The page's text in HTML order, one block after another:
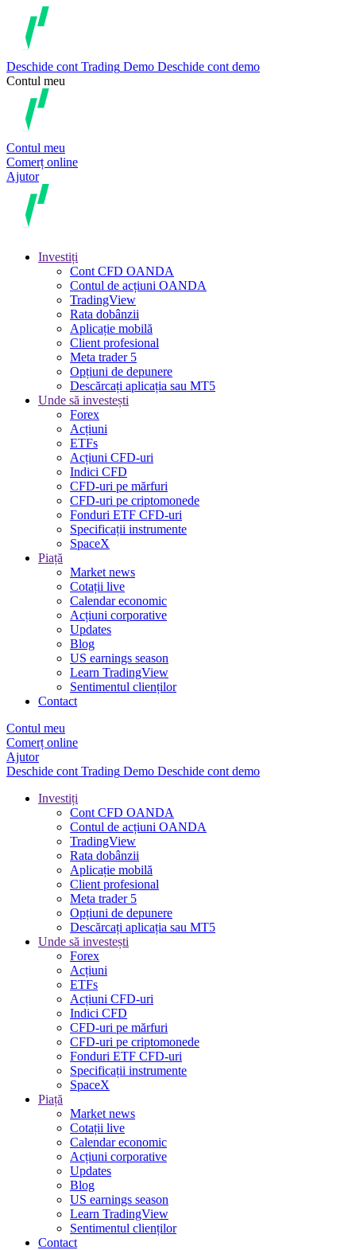
Deschide cont Trading Demo Deschide cont demo
Contul meu
Contul meu
Comerț online
Ajutor
Investiți
Cont CFD OANDA
Contul de acțiuni OANDA
TradingView
Rata dobânzii
Aplicație mobilă
Client profesional
Meta trader 5
Opțiuni de depunere
Descărcați aplicația sau MT5
Unde să investești
Forex
Acțiuni
ETFs
Acțiuni CFD-uri
Indici CFD
CFD-uri pe mărfuri
CFD-uri pe criptomonede
Fonduri ETF CFD-uri
Specificații instrumente
SpaceX
Piață
Market news
Cotații live
Calendar economic
Acțiuni corporative
Updates
Blog
US earnings season
Learn TradingView
Sentimentul clienților
Contact
Contul meu
Comerț online
Ajutor
Deschide cont Trading Demo Deschide cont demo
Investiți
Cont CFD OANDA
Contul de acțiuni OANDA
TradingView
Rata dobânzii
Aplicație mobilă
Client profesional
Meta trader 5
Opțiuni de depunere
Descărcați aplicația sau MT5
Unde să investești
Forex
Acțiuni
ETFs
Acțiuni CFD-uri
Indici CFD
CFD-uri pe mărfuri
CFD-uri pe criptomonede
Fonduri ETF CFD-uri
Specificații instrumente
SpaceX
Piață
Market news
Cotații live
Calendar economic
Acțiuni corporative
Updates
Blog
US earnings season
Learn TradingView
Sentimentul clienților
Contact